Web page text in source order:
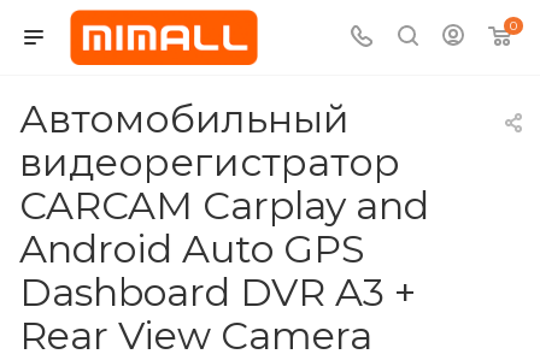
0
Автомобильный
видеорегистратор
CARCAM Carplay and
Android Auto GPS
Dashboard DVR A3 +
Rear View Camera